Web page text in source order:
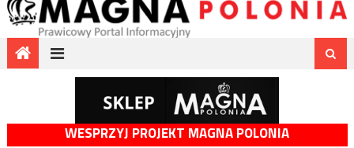
WESPRZYJ PROJEKT MAGNA POLONIA